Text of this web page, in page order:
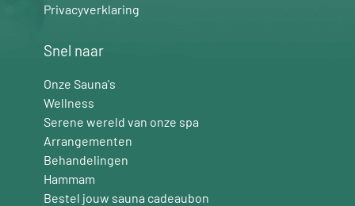
Privacyverklaring
Snel naar
Onze Sauna's
Wellness
Serene wereld van onze spa
Arrangementen
Behandelingen
Hammam
Bestel jouw sauna cadeaubon